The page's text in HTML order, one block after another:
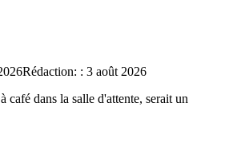
Rédaction: : 3 août 2026
café dans la salle d'attente, serait un